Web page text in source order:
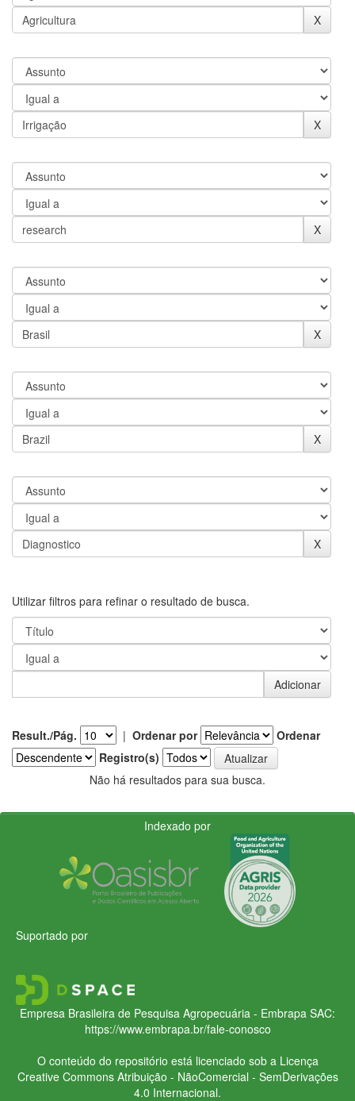
Utilizar filtros para refinar o resultado de busca.
Result./Pág. | Ordenar por
Ordenar
Registro(s)
Não há resultados para sua busca.
Indexado por
Suportado por
Empresa Brasileira de Pesquisa Agropecuária - Embrapa SAC:
https://www.embrapa.br/fale-conosco
O conteúdo do repositório está licenciado sob a Licença
Creative CommonsAtribuição - NãoComercial - SemDerivações
4.0 Internacional.